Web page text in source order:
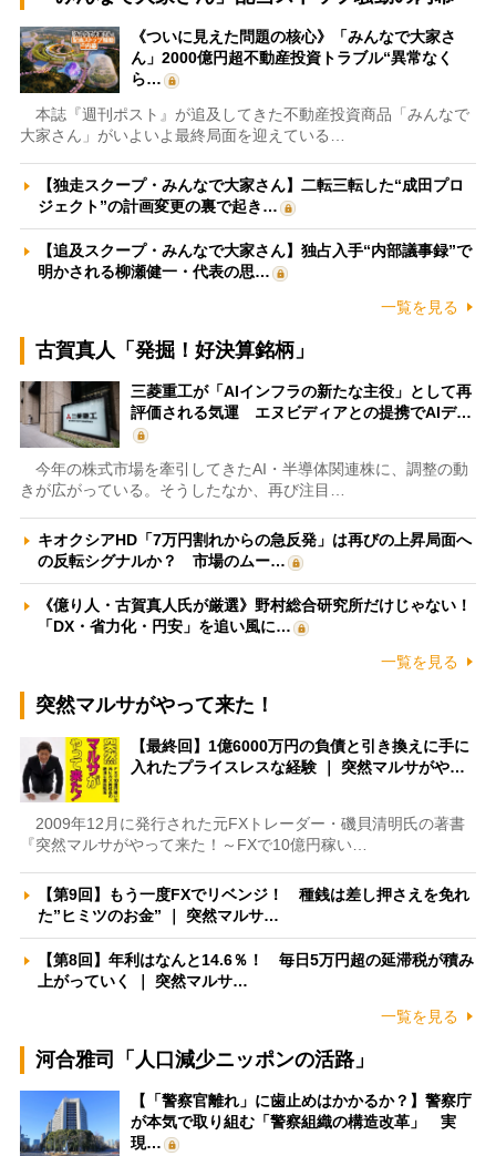
《ついに見えた問題の核心》「みんなで大家さ
ん」2000億円超不動産投資トラブル“異常なく
ら…
本誌『週刊ポスト』が追及してきた不動産投資商品「みんなで
大家さん」がいよいよ最終局面を迎えている…
【独走スクープ・みんなで大家さん】二転三転した“成田プロ
ジェクト”の計画変更の裏で起き…
【追及スクープ・みんなで大家さん】独占入手“内部議事録”で
明かされる柳瀬健一・代表の思…
一覧を見る
古賀真人「発掘！好決算銘柄」
三菱重工が「AIインフラの新たな主役」として再
評価される気運 エヌビディアとの提携でAIデ…
今年の株式市場を牽引してきたAI・半導体関連株に、調整の動
きが広がっている。そうしたなか、再び注目…
キオクシアHD「7万円割れからの急反発」は再びの上昇局面へ
の反転シグナルか？ 市場のムー…
《億り人・古賀真人氏が厳選》野村総合研究所だけじゃない！
「DX・省力化・円安」を追い風に…
一覧を見る
突然マルサがやって来た！
【最終回】1億6000万円の負債と引き換えに手に
入れたプライスレスな経験 ｜ 突然マルサがや…
2009年12月に発行された元FXトレーダー・磯貝清明氏の著書
『突然マルサがやって来た！～FXで10億円稼い…
【第9回】もう一度FXでリベンジ！ 種銭は差し押さえを免れ
た”ヒミツのお金” ｜ 突然マルサ…
【第8回】年利はなんと14.6％！ 毎日5万円超の延滞税が積み
上がっていく ｜ 突然マルサ…
一覧を見る
河合雅司「人口減少ニッポンの活路」
【「警察官離れ」に歯止めはかかるか？】警察庁
が本気で取り組む「警察組織の構造改革」 実
現…